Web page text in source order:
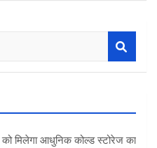
मिलेगा आधुनिक कोल्ड स्टोरेज का